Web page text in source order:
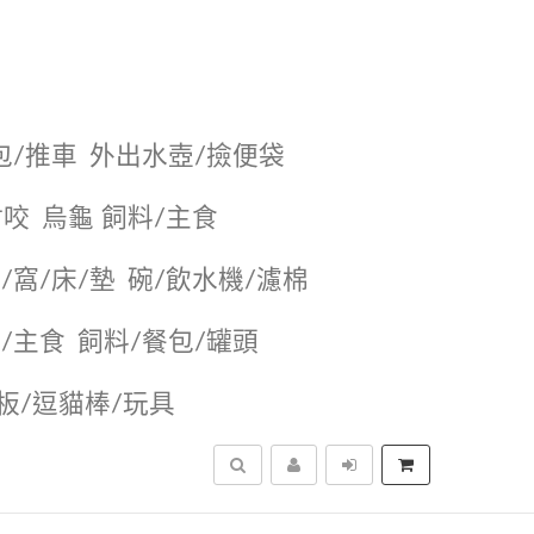
/推車 外出水壺/撿便袋
烏龜 飼料/主食
窩/床/墊 碗/飲水機/濾棉
主食 飼料/餐包/罐頭
/逗貓棒/玩具
搜尋